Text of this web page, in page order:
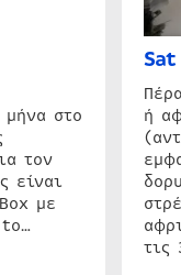
στο
τον
είναι
με
Sat
ή
τις